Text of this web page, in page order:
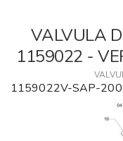
VALVULA
1159022 -
1159022V-SAP-